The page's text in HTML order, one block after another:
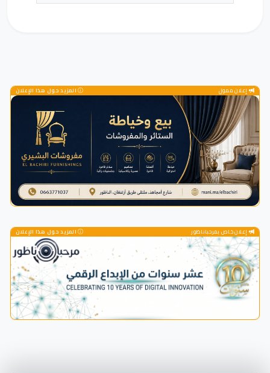
إعلان ممول المزيد حول هذا الإعلان
إعلان خاص بمرحباناظور المزيد حول هذا الإعلان